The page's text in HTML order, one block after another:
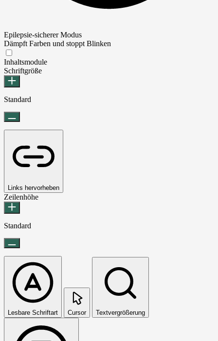
Epilepsie-sicherer Modus
Dämpft Farben und stoppt Blinken
Inhaltsmodule
Schriftgröße
Standard
Links hervorheben
Zeilenhöhe
Standard
Lesbare Schriftart Cursor Textvergrößerung